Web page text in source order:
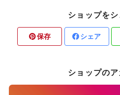
ショップを
保存 シェア
ショップのア